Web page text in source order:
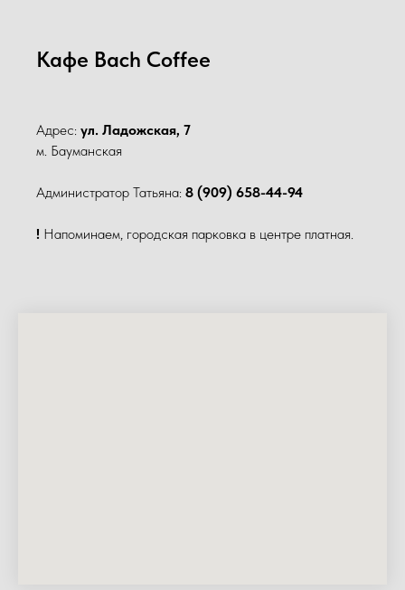
Кафе Bach Coffee
Адрес: ул. Ладожская, 7
м. Бауманская
Администратор Татьяна: 8 (909) 658-44-94
! Напоминаем, городская парковка в центре платная.